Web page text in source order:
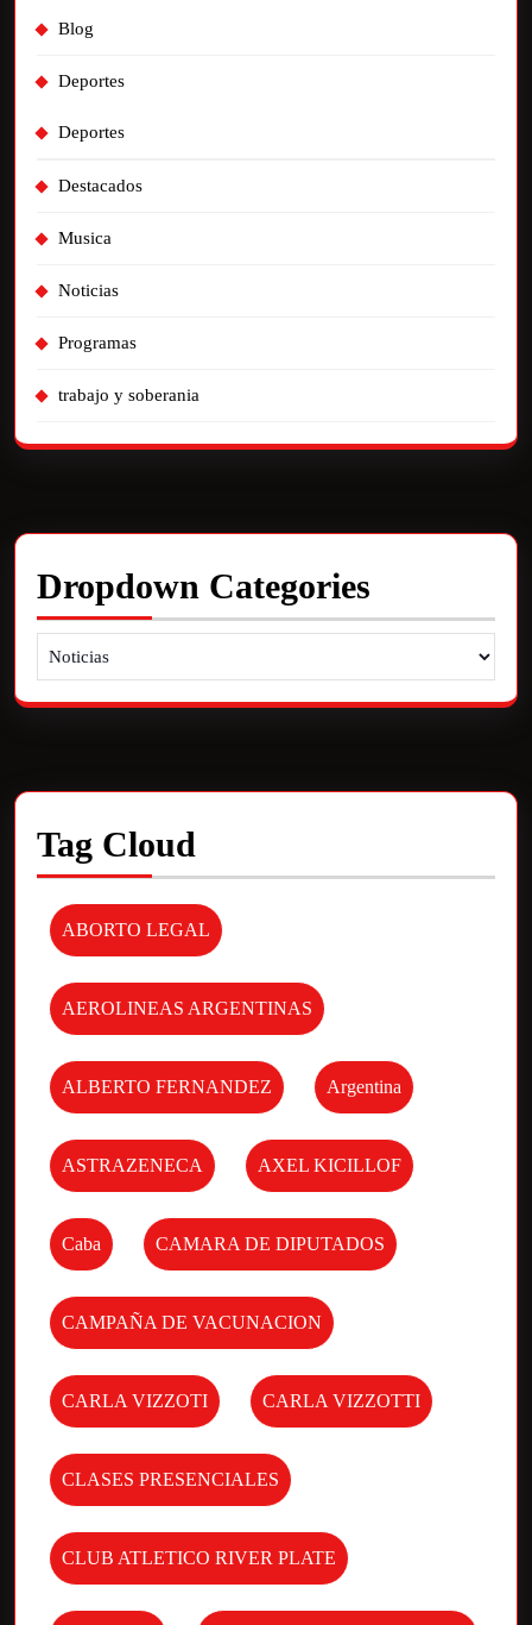
Blog
Deportes
Deportes
Destacados
Musica
Noticias
Programas
trabajo y soberania
Dropdown Categories
Tag Cloud
ABORTO LEGAL
AEROLINEAS ARGENTINAS
ALBERTO FERNANDEZ Argentina
ASTRAZENECA AXEL KICILLOF
Caba CAMARA DE DIPUTADOS
CAMPAÑA DE VACUNACION
CARLA VIZZOTI CARLA VIZZOTTI
CLASES PRESENCIALES
CLUB ATLETICO RIVER PLATE